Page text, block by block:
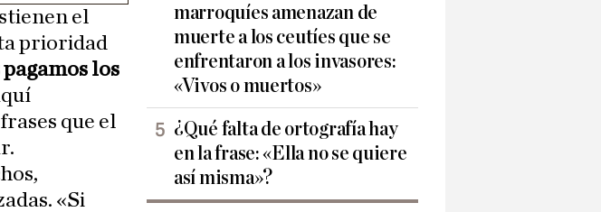
el
prioridad
los
que el
«Si
marroquíes amenazan de
muerte a los ceutíes que se
enfrentaron a los invasores:
«Vivos o muertos»
¿Qué falta de ortografía hay
en la frase: «Ella no se quiere
así misma»?